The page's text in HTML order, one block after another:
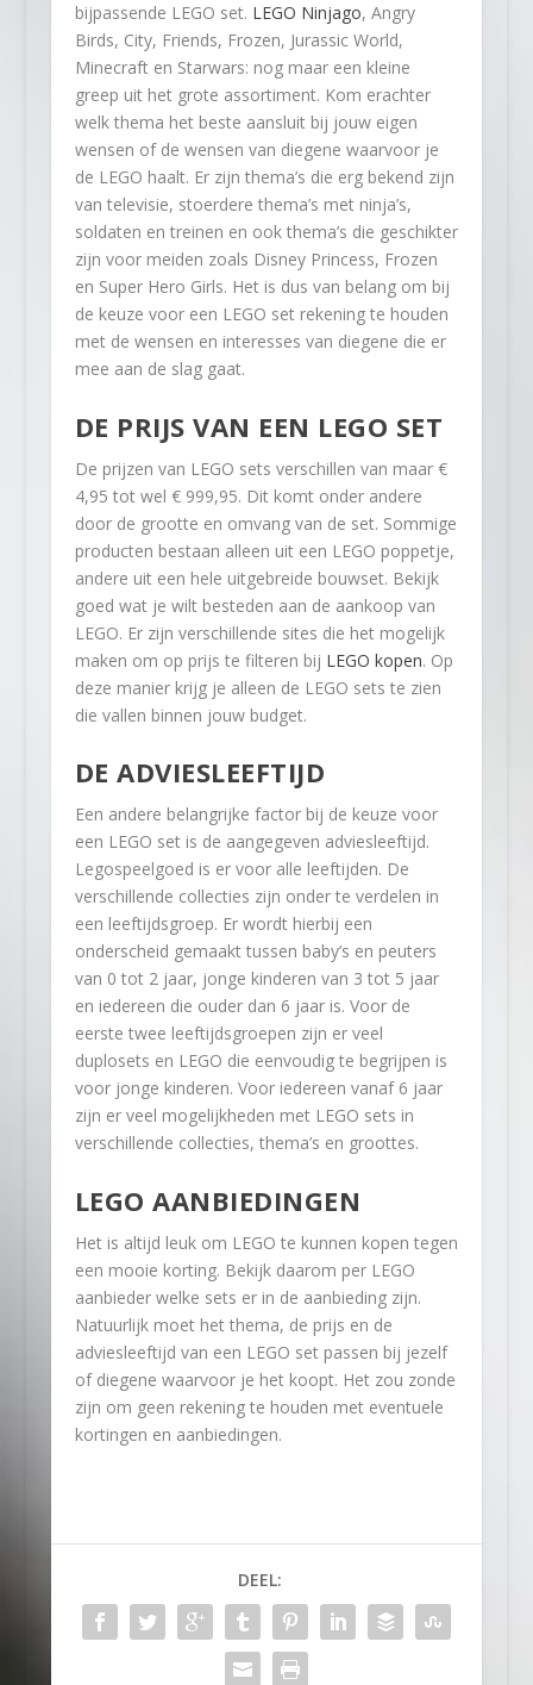
bijpassende LEGO set. LEGO Ninjago, Angry
Birds, City, Friends, Frozen, Jurassic World,
Minecraft en Starwars: nog maar een kleine
greep uit het grote assortiment. Kom erachter
welk thema het beste aansluit bij jouw eigen
wensen of de wensen van diegene waarvoor je
de LEGO haalt. Er zijn thema’s die erg bekend zijn
van televisie, stoerdere thema’s met ninja’s,
soldaten en treinen en ook thema’s die geschikter
zijn voor meiden zoals Disney Princess, Frozen
en Super Hero Girls. Het is dus van belang om bij
de keuze voor een LEGO set rekening te houden
met de wensen en interesses van diegene die er
mee aan de slag gaat.
DE PRIJS VAN EEN LEGO SET
De prijzen van LEGO sets verschillen van maar €
4,95 tot wel € 999,95. Dit komt onder andere
door de grootte en omvang van de set. Sommige
producten bestaan alleen uit een LEGO poppetje,
andere uit een hele uitgebreide bouwset. Bekijk
goed wat je wilt besteden aan de aankoop van
LEGO. Er zijn verschillende sites die het mogelijk
maken om op prijs te filteren bij LEGO kopen. Op
deze manier krijg je alleen de LEGO sets te zien
die vallen binnen jouw budget.
DE ADVIESLEEFTIJD
Een andere belangrijke factor bij de keuze voor
een LEGO set is de aangegeven adviesleeftijd.
Legospeelgoed is er voor alle leeftijden. De
verschillende collecties zijn onder te verdelen in
een leeftijdsgroep. Er wordt hierbij een
onderscheid gemaakt tussen baby’s en peuters
van 0 tot 2 jaar, jonge kinderen van 3 tot 5 jaar
en iedereen die ouder dan 6 jaar is. Voor de
eerste twee leeftijdsgroepen zijn er veel
duplosets en LEGO die eenvoudig te begrijpen is
voor jonge kinderen. Voor iedereen vanaf 6 jaar
zijn er veel mogelijkheden met LEGO sets in
verschillende collecties, thema’s en groottes.
LEGO AANBIEDINGEN
Het is altijd leuk om LEGO te kunnen kopen tegen
een mooie korting. Bekijk daarom per LEGO
aanbieder welke sets er in de aanbieding zijn.
Natuurlijk moet het thema, de prijs en de
adviesleeftijd van een LEGO set passen bij jezelf
of diegene waarvoor je het koopt. Het zou zonde
zijn om geen rekening te houden met eventuele
kortingen en aanbiedingen.
DEEL: